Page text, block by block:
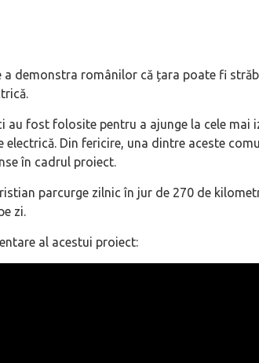
a demonstra românilor că țara poate fi
fost folosite pentru a ajunge la cele mai
electrică. Din fericire, una dintre aceste
în cadrul proiect.
parcurge zilnic în jur de 270 de
zi.
al acestui proiect: